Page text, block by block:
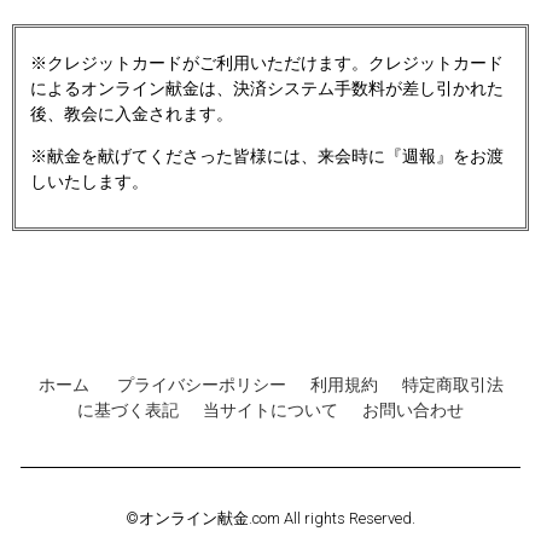
※クレジットカードがご利用いただけます。クレジットカード
によるオンライン献金は、決済システム手数料が差し引かれた
後、教会に入金されます。
※献金を献げてくださった皆様には、来会時に『週報』をお渡
しいたします。
ホーム プライバシーポリシー 利用規約
特定商取引法
に基づく表記
当サイトについて お問い合わせ
©オンライン献金.com All rights Reserved.